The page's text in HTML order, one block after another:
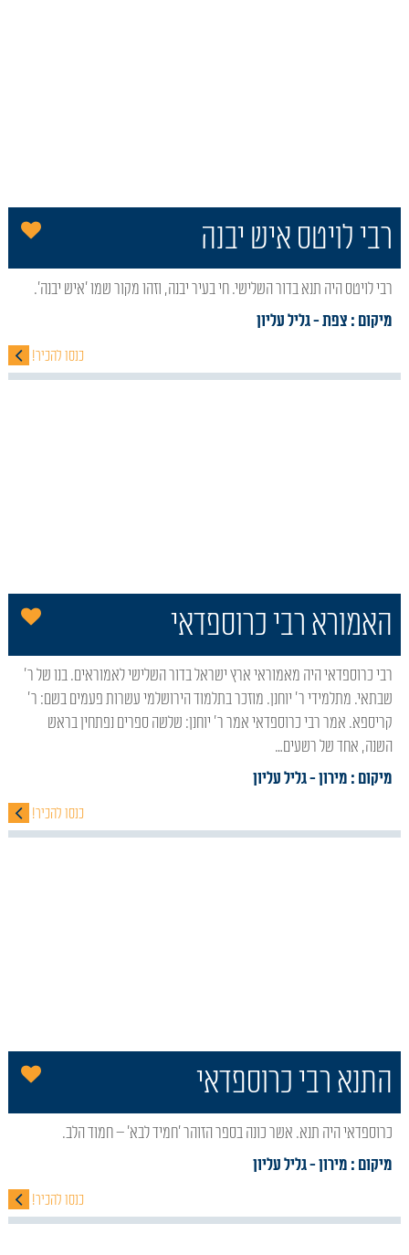
רבי לויטס איש יבנה
רבי לויטס היה תנא בדור השלישי. חי בעיר יבנה, וזהו מקור שמו 'איש יבנה'.
מיקום : צפת- גליל עליון
כנסו להכיר!
האמורא רבי כרוספדאי
רבי כרוספדאי היה מאמוראי ארץ ישראל בדור השלישי לאמוראים. בנו של ר'
שבתאי. מתלמידי ר' יוחנן. מוזכר בתלמוד הירושלמי עשרות פעמים בשם: ר'
קריספא. אמר רבי כרוספדאי אמר ר' יוחנן: שלשה ספרים נפתחין בראש
השנה, אחד של רשעים…
מיקום : מירון- גליל עליון
כנסו להכיר!
התנא רבי כרוספדאי
כרוספדאי היה תנא. אשר כונה בספר הזוהר 'חמיד לבא' – חמוד הלב.
מיקום : מירון- גליל עליון
כנסו להכיר!